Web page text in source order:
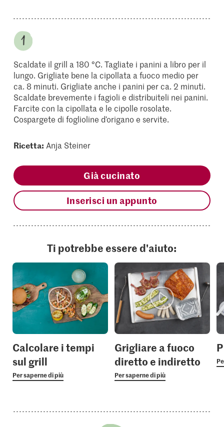
Scaldate il grill a 180 °C. Tagliate i panini a libro per il
lungo. Grigliate bene la cipollata a fuoco medio per
ca. 8 minuti. Grigliate anche i panini per ca. 2 minuti.
Scaldate brevemente i fagioli e distribuiteli nei panini.
Farcite con la cipollata e le cipolle rosolate.
Cospargete di foglioline d’origano e servite.
Ricetta: Anja Steiner
Già cucinato
Inserisci un appunto
Ti potrebbe essere d'aiuto:
Calcolare i tempi
sul grill
Per saperne di più
Grigliare a fuoco
diretto e indiretto
Per saperne di più